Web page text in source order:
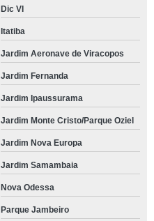
Dic VI
Itatiba
Jardim Aeronave de Viracopos
Jardim Fernanda
Jardim Ipaussurama
Jardim Monte Cristo/Parque Oziel
Jardim Nova Europa
Jardim Samambaia
Nova Odessa
Parque Jambeiro